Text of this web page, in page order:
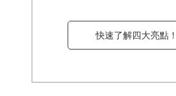
快速了解四大亮點！